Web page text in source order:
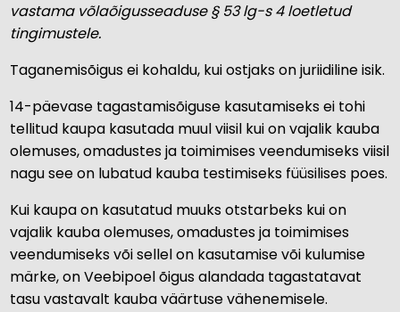
vastama võlaõigusseaduse§ 53 lg-s 4 loetletud
tingimustele.
Taganemisõigus ei kohaldu, kui ostjaks on juriidiline isik.
14-päevase tagastamisõiguse kasutamiseks ei tohi
tellitud kaupa kasutada muul viisil kui on vajalik kauba
olemuses, omadustes ja toimimises veendumiseks viisil
nagu see on lubatud kauba testimiseks füüsilises poes.
Kui kaupa on kasutatud muuks otstarbeks kui on
vajalik kauba olemuses, omadustes ja toimimises
veendumiseks või sellel on kasutamise või kulumise
märke, on Veebipoel õigus alandada tagastatavat
tasu vastavalt kauba väärtuse vähenemisele.